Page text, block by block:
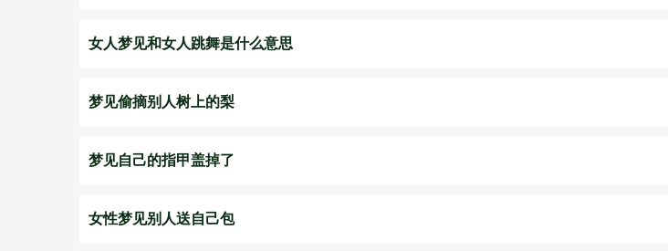
女人梦见和女人跳舞是什么意思
梦见偷摘别人树上的梨
梦见自己的指甲盖掉了
女性梦见别人送自己包